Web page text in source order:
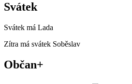
Svátek
Svátek má Lada
Zítra má svátek Soběslav
Občan+